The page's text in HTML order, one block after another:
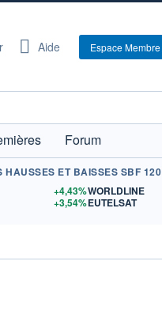
Aide Espace Membre
Forum
HAUSSES ET BAISSES SBF 120
+4,43%
+3,54%
WORLDLINE
EUTELSAT